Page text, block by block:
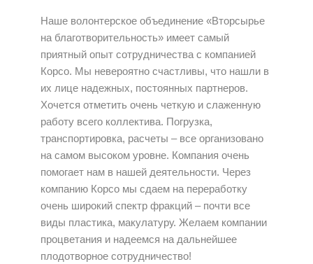
Наше волонтерское объединение «Вторсырье
на благотворительность» имеет самый
приятный опыт сотрудничества с компанией
Корсо. Мы невероятно счастливы, что нашли в
их лице надежных, постоянных партнеров.
Хочется отметить очень четкую и слаженную
работу всего коллектива. Погрузка,
транспортировка, расчеты – все организовано
на самом высоком уровне. Компания очень
помогает нам в нашей деятельности. Через
компанию Корсо мы сдаем на переработку
очень широкий спектр фракций – почти все
виды пластика, макулатуру. Желаем компании
процветания и надеемся на дальнейшее
плодотворное сотрудничество!